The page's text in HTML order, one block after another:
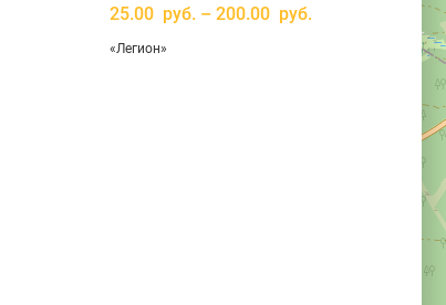
25.00 руб. – 200.00 руб.
«Легион»